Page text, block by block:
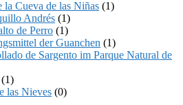
la Cueva de las Niñas (1)
Andrés (1)
de Perro (1)
der Guanchen (1)
de Sargento im Parque Natural de
(1)
las Nieves (0)